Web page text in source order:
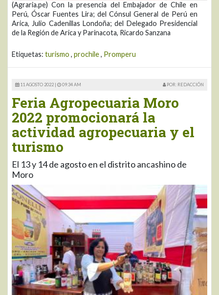
(Agraria.pe) Con la presencia del Embajador de Chile en
Perú, Óscar Fuentes Lira; del Cónsul General de Perú en
Arica, Julio Cadenillas Londoña; del Delegado Presidencial
de la Región de Arica y Parinacota, Ricardo Sanzana
Etiquetas: turismo , prochile, Promperu
11 AGOSTO 2022 | 09:34 AM POR: REDACCIÓN
Feria Agropecuaria Moro
2022 promocionará la
actividad agropecuaria y el
turismo
El 13 y 14 de agosto en el distrito ancashino de
Moro